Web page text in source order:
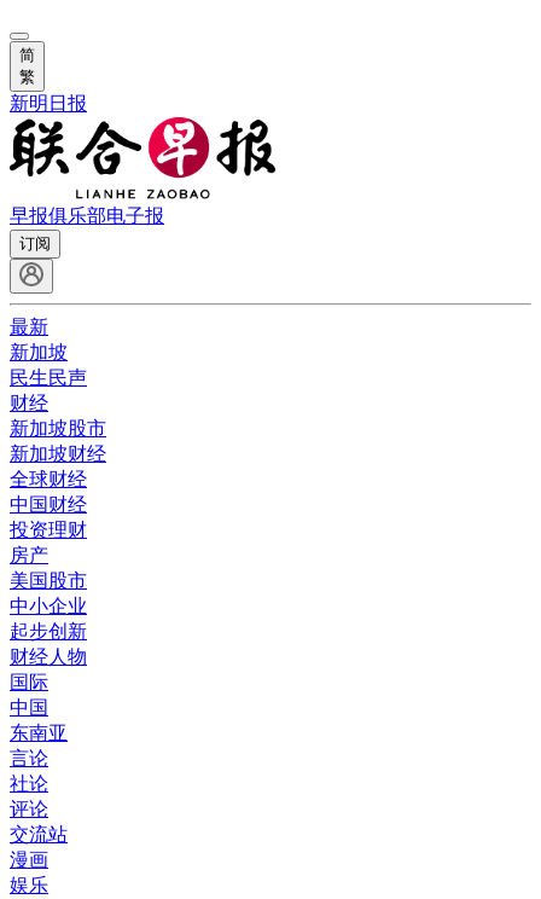
简
繁
新明日报
早报俱乐部电子报
订阅
最新
新加坡
民生民声
财经
新加坡股市
新加坡财经
全球财经
中国财经
投资理财
房产
美国股市
中小企业
起步创新
财经人物
国际
中国
东南亚
言论
社论
评论
交流站
漫画
娱乐